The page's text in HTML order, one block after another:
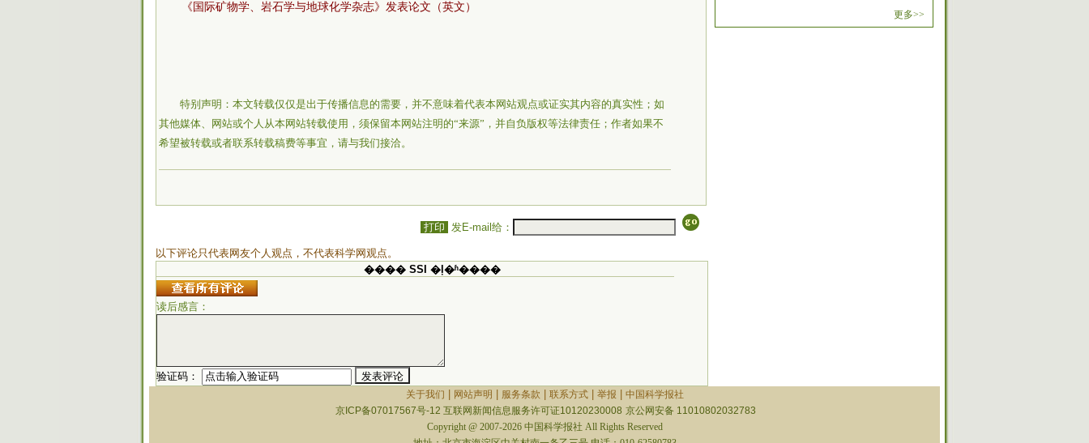
《国际矿物学、岩石学与地球化学杂志》发表论文（英文）
特别声明：本文转载仅仅是出于传播信息的需要，并不意味着代表本网站观点或证实其内容的真实性；如
其他媒体、网站或个人从本网站转载使用，须保留本网站注明的“来源”，并自负版权等法律责任；作者如果不
希望被转载或者联系转载稿费等事宜，请与我们接洽。
打印 发E-mail给：
以下评论只代表网友个人观点，不代表科学网观点。
���� SSI �ļ�ʱ����
读后感言：
验证码：
更多>>
关于我们 | 网站声明 | 服务条款 | 联系方式| 举报 | 中国科学报社
京ICP备07017567号-12 互联网新闻信息服务许可证10120230008 京公网安备 11010802032783
Copyright @ 2007-2026 中国科学报社 All Rights Reserved